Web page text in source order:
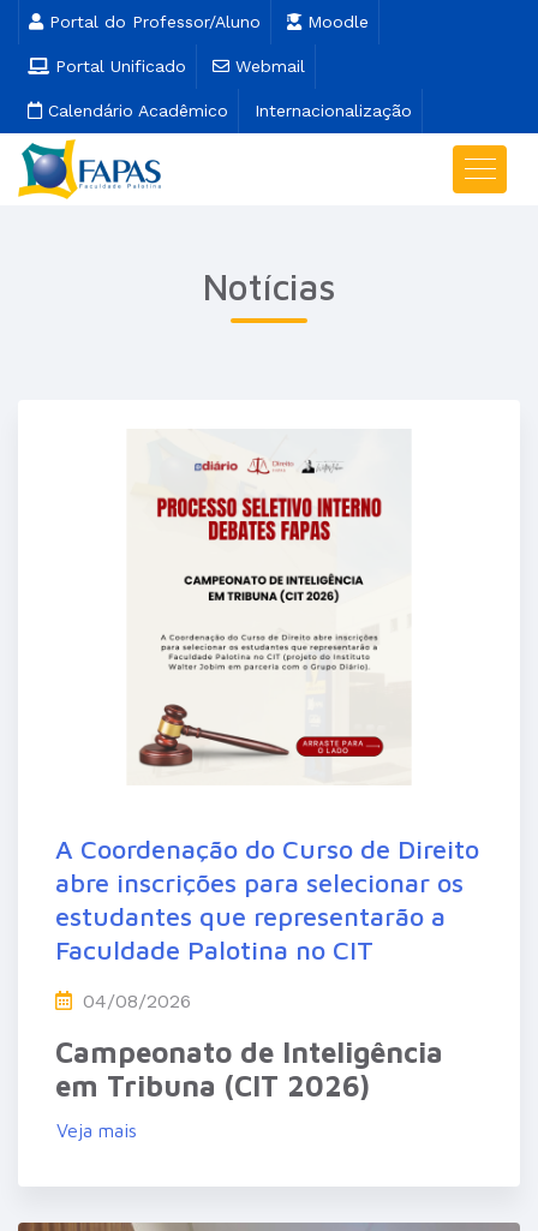
Portal do Professor/Aluno Moodle
Portal Unificado Webmail
Calendário Acadêmico Internacionalização
Notícias
A Coordenação do Curso de Direito
abre inscrições para selecionar os
estudantes que representarão a
Faculdade Palotina no CIT
04/08/2026
Campeonato de Inteligência
em Tribuna (CIT 2026)
Veja mais